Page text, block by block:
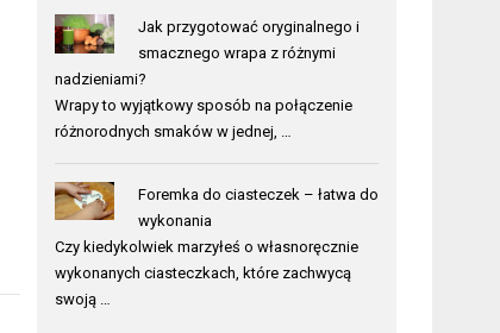
Jak przygotować oryginalnego i
smacznego wrapa z różnymi
nadzieniami?
Wrapy to wyjątkowy sposób na połączenie
różnorodnych smaków w jednej, …
Foremka do ciasteczek – łatwa do
wykonania
Czy kiedykolwiek marzyłeś o własnoręcznie
wykonanych ciasteczkach, które zachwycą
swoją …